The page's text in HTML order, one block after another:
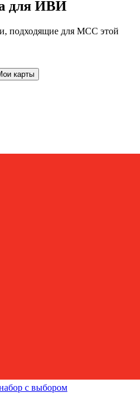
для ИВИ
подходящие для MCC этой
карты
с выбором